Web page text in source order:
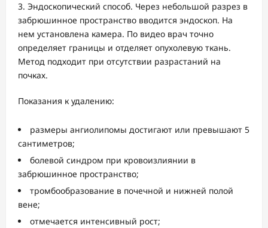
Эндоскопический способ. Через небольшой разрез в
забрюшинное пространство вводится эндоскоп. На
нем установлена камера. По видео врач точно
определяет границы и отделяет опухолевую ткань.
Метод подходит при отсутствии разрастаний на
почках.
Показания к удалению:
размеры ангиолипомы достигают или превышают 5
сантиметров;
болевой синдром при кровоизлиянии в
забрюшинное пространство;
тромбообразование в почечной и нижней полой
вене;
отмечается интенсивный рост;